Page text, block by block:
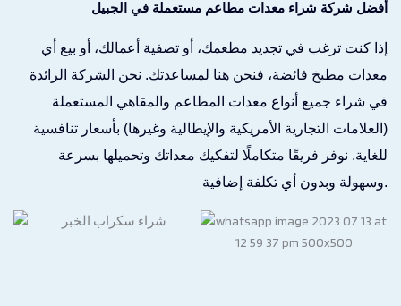
أفضل شركة شراء معدات مطاعم مستعملة في الجبيل
إذا كنت ترغب في تجديد مطعمك، أو تصفية أعمالك، أو بيع أي
معدات مطبخ فائضة، فنحن هنا لمساعدتك. نحن الشركة الرائدة
في شراء جميع أنواع معدات المطاعم والمقاهي المستعملة
(العلامات التجارية الأمريكية والإيطالية وغيرها) بأسعار تنافسية
للغاية. نوفر فريقًا متكاملًا لتفكيك معداتك وتحميلها بسرعة
وسهولة وبدون أي تكلفة إضافية.